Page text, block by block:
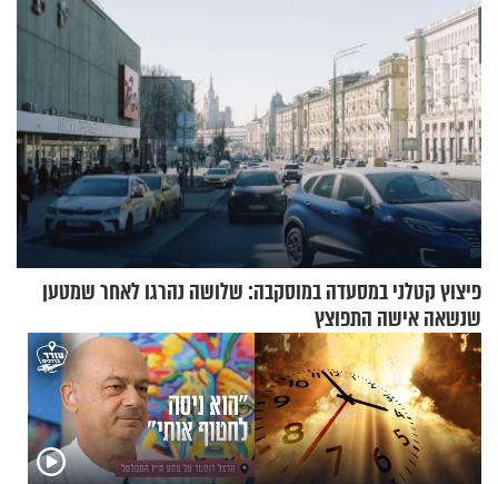
פיצוץ קטלני במסעדה במוסקבה: שלושה נהרגו לאחר שמטען
שנשאה אישה התפוצץ